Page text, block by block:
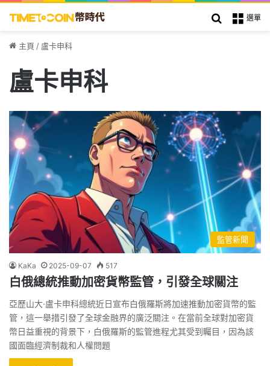
選單
搜索
主頁 / 盧卡申科
盧卡申科
監管新聞
KaKa 2025-09-07 517
白俄總統推動加密貨幣監管，引發全球關注
亞歷山大·盧卡申科總統近日宣布白俄羅斯將加速推動加密貨幣的監
管，這一舉措引發了全球金融界的廣泛關注。在當前全球對加密貨
幣日益重視的背景下，白俄羅斯的監管進程尤其受到矚目，因為該
國面臨經濟制裁和人權問題